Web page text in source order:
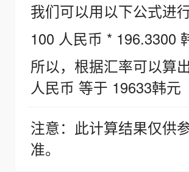
我们可以用以下公式进行
100 人民币 * 196.3300
所以，根据汇率可以算
人民币 等于 19633韩元
注意：此计算结果仅供
准。